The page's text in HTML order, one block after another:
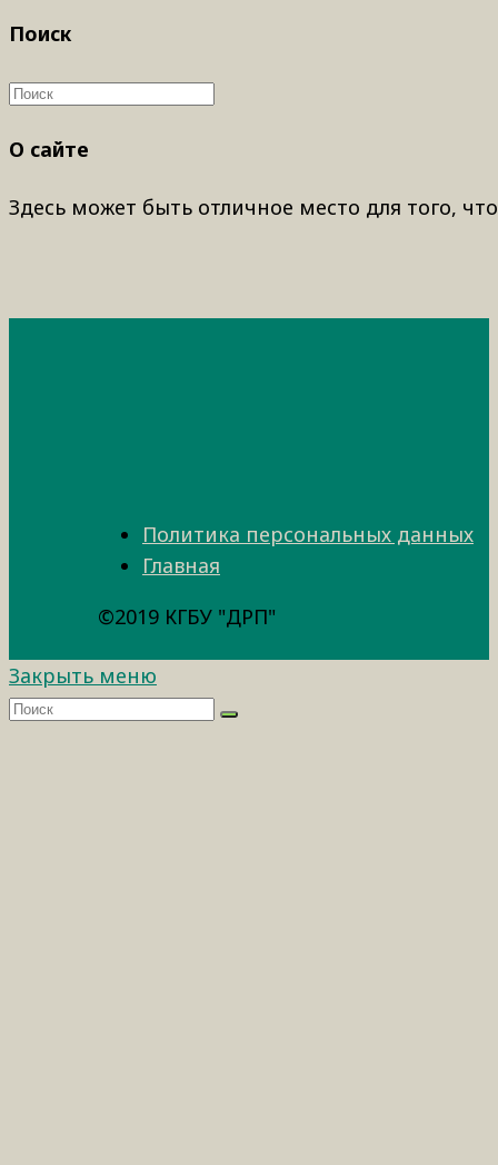
Поиск
О сайте
Здесь может быть отличное место для того,
Политика персональных данных
Главная
©2019 КГБУ "ДРП"
Закрыть меню